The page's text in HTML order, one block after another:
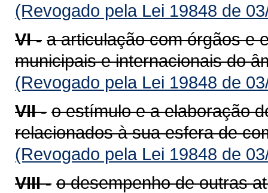
(Revogado pela Lei 19848 de
VI - a articulação com órgãos e
municipais e internacionais do
(Revogado pela Lei 19848 de
VII - o estímulo e a elaboração
relacionados à sua esfera de
(Revogado pela Lei 19848 de
VIII - o desempenho de outras